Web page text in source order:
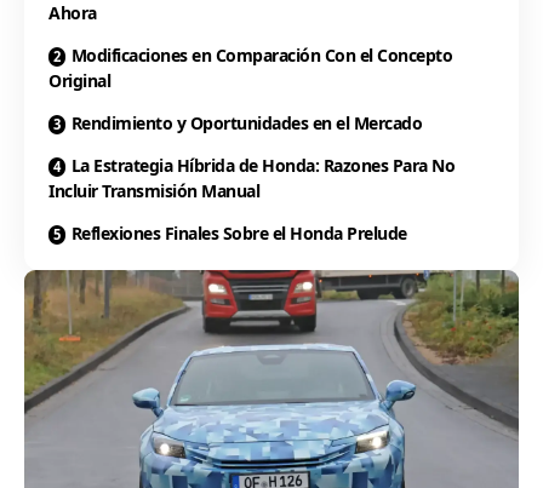
Ahora
Modificaciones en Comparación Con el Concepto
Original
Rendimiento y Oportunidades en el Mercado
La Estrategia Híbrida de Honda: Razones Para No
Incluir Transmisión Manual
Reflexiones Finales Sobre el Honda Prelude